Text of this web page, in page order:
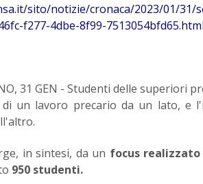
sito/notizie/cronaca/2023/01/
f277-4dbe-8f99-7513054bfd65.html
31 GEN - Studenti delle superiori
un lavoro precario da un lato, e
in sintesi, da un focus
950 studenti.